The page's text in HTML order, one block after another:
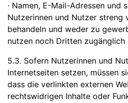
· Namen, E-Mail-Adressen und
Nutzerinnen und Nutzer streng
behandeln und weder zu
nutzen noch Dritten zugänglich
5.3. Sofern Nutzerinnen und
Internetseiten setzen, müssen
dass die verlinkten externen
rechtswidrigen Inhalte oder